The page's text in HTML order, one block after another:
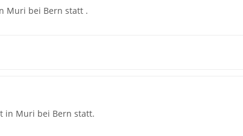
Muri bei Bern statt .
in Muri bei Bern statt.